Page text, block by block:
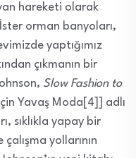
hareketi olarak
orman banyoları,
yaptığımız
çıkmanın bir
Slow Fashion to
Yavaş Moda[4]] adlı
sıklıkla yapay bir
çalışma yollarının